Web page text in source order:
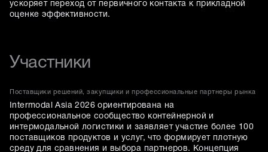
ускоряет переход от первичного контакта к прикладной
оценке эффективности.
Участники
Поставщики решений, закупщики и профессиональные партнеры рынка
Intermodal Asia 2026 ориентирована на
профессиональное сообщество контейнерной и
интермодальной логистики и заявляет участие более 100
поставщиков продуктов и услуг, что формирует плотную
среду для сравнения и выбора партнеров. Концепция